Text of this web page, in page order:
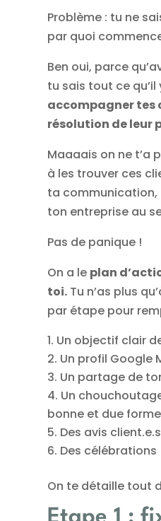
Problème : tu ne
par quoi
Ben oui, parce
tu sais tout ce
accompagner tes
résolution de leur
Maaaais on ne t’a
à les trouver ces
ta
ton entreprise au
Pas de panique !
On a le plan
toi. Tu n’as plus
par étape pour
Un objectif clair
Un profil Google
Un partage de
Un
bonne et due
Des avis
Des célébrations
On te détaille tout